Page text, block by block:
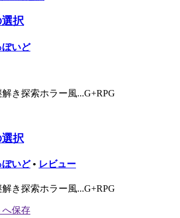
択
ぽいど
き探索ホラー風...G+RPG
択
ぽいど • レビュー
き探索ホラー風...G+RPG